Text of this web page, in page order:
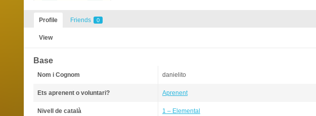
Profile Friends 0
View
Base
Nom i Cognom danielito
Ets aprenent o voluntari? Aprenent
Nivell de català 1 – Elemental